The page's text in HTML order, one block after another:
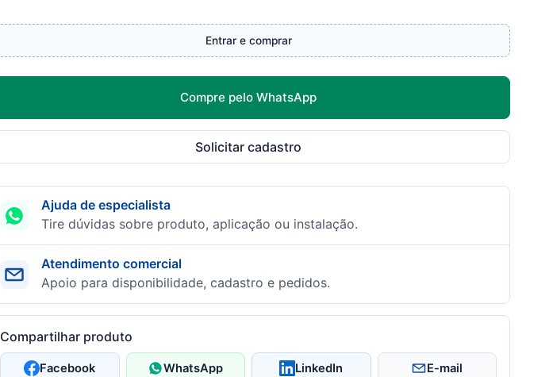
Entrar e comprar
Compre pelo WhatsApp
Solicitar cadastro
Ajuda de especialista
Tire dúvidas sobre produto, aplicação ou instalação.
Atendimento comercial
Apoio para disponibilidade, cadastro e pedidos.
Compartilhar produto
Facebook WhatsApp LinkedIn E-mail